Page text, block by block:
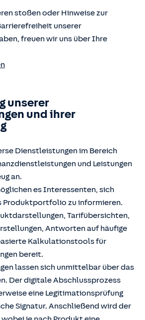
stoßen oder Hinweise zur
unserer
freuen wir uns über Ihre
unserer
und ihrer
Dienstleistungen im Bereich
und Leistungen
an.
es Interessenten, sich
Produktportfolio zu informieren.
Tarifübersichten,
Antworten auf häufige
Kalkulationstools für
bereit.
lassen sich unmittelbar über das
Der digitale Abschlussprozess
eine Legitimationsprüfung
Signatur. Anschließend wird der